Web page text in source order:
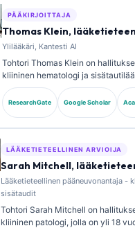
PÄÄKIRJOITTAJA
Thomas Klein,
Ylilääkäri, Kantesti AI
Tohtori Thomas Klein on
kliininen hematologi ja
vuoden kokemus
tekoälyavusteisesta kliinisestä
Lääketieteellisena johtajana
tarkkuutta. Tohtori Klein on
biomarkkereiden tulkinnasta ja
laboratoriolääketieteen aiheista.
ResearchGate Google Scholar
LÄÄKETIETEELLINEN ARVIOIJA
Sarah Mitchell,
Lääketieteellinen pääneuvonantaja -
sisätaudit
Tohtori Sarah Mitchell on
kliininen patologi, jolla on yli 18